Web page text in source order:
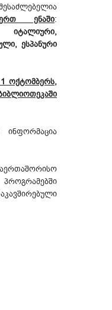
ენაში:
ესპანური
ოქტომბერს,
ინფორმაცია